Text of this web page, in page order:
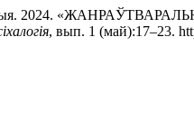
Мізерыя. 2024.
, вып. 1 (май):17–23.